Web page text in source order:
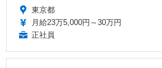
東京都
月給23万5,000円～30万円
正社員